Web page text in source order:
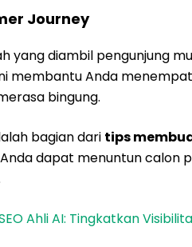
Journey
yang diambil pengunjung
membantu Anda
bingung.
bagian dari tips
dapat menuntun calon
Ahli AI: Tingkatkan